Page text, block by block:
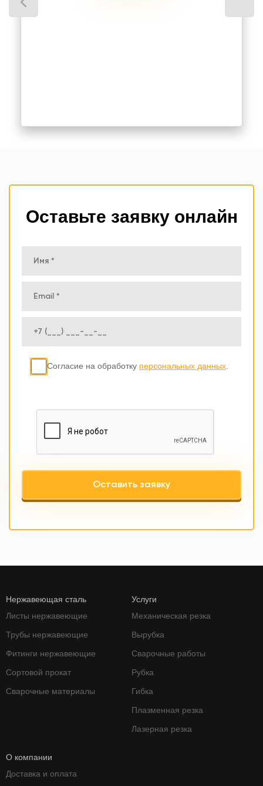
Оставьте заявку онлайн
Согласие на обработку персональных данных.
Оставить заявку
Нержавеющая сталь
Листы нержавеющие
Трубы нержавеющие
Фитинги нержавеющие
Сортовой прокат
Сварочные материалы
Услуги
Механическая резка
Вырубка
Сварочные работы
Рубка
Гибка
Плазменная резка
Лазерная резка
О компании
Доставка и оплата